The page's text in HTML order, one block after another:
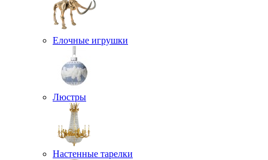
Елочные игрушки
Люстры
Настенные тарелки